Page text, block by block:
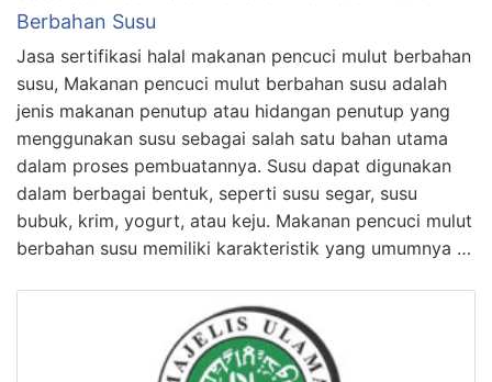
Berbahan Susu
Jasa sertifikasi halal makanan pencuci mulut berbahan
susu, Makanan pencuci mulut berbahan susu adalah
jenis makanan penutup atau hidangan penutup yang
menggunakan susu sebagai salah satu bahan utama
dalam proses pembuatannya. Susu dapat digunakan
dalam berbagai bentuk, seperti susu segar, susu
bubuk, krim, yogurt, atau keju. Makanan pencuci mulut
berbahan susu memiliki karakteristik yang umumnya …